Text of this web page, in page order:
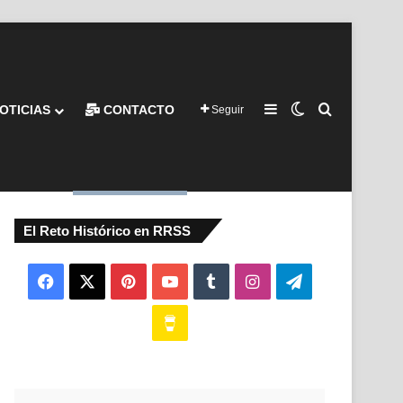
CONTACTO Seguir Barra lateral
Switch skin
El Reto Histórico en RRSS
Facebook PinterestYouTubeTumblrInstagramTelegram